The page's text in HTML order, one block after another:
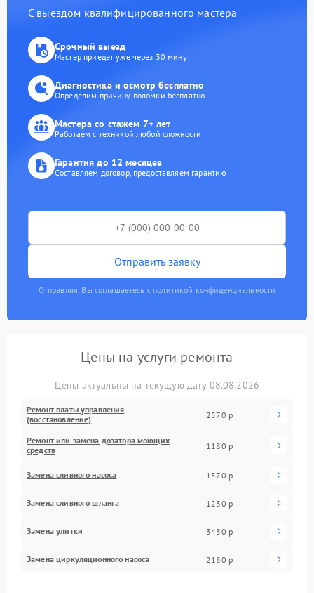
С выездом квалифицированного мастера
Срочный выезд
Мастер приедет уже через 30 минут
Диагностика и осмотр бесплатно
Определим причину поломки бесплатно
Мастера со стажем 7+ лет
Работаем с техникой любой сложности
Гарантия до 12 месяцев
Составляем договор, предоставляем гарантию
Отправить заявку
Отправляя, Вы соглашаетесь с политикой конфиденциальности
Цены на услуги ремонта
Цены актуальны на текущую дату 08.08.2026
Ремонт платы управления
(восстановление)
2570 р
Ремонт или замена дозатора моющих
средств
1180 р
Замена сливного насоса 1570 р
Замена сливного шланга 1230 р
Замена улитки 3430 р
Замена циркуляционного насоса 2180 р